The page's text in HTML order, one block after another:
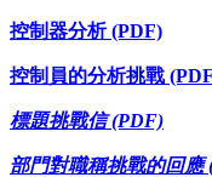
控制器分析 (PDF)
控制員的分析挑戰
標題挑戰信 (PDF)
部門對職稱挑戰的回應